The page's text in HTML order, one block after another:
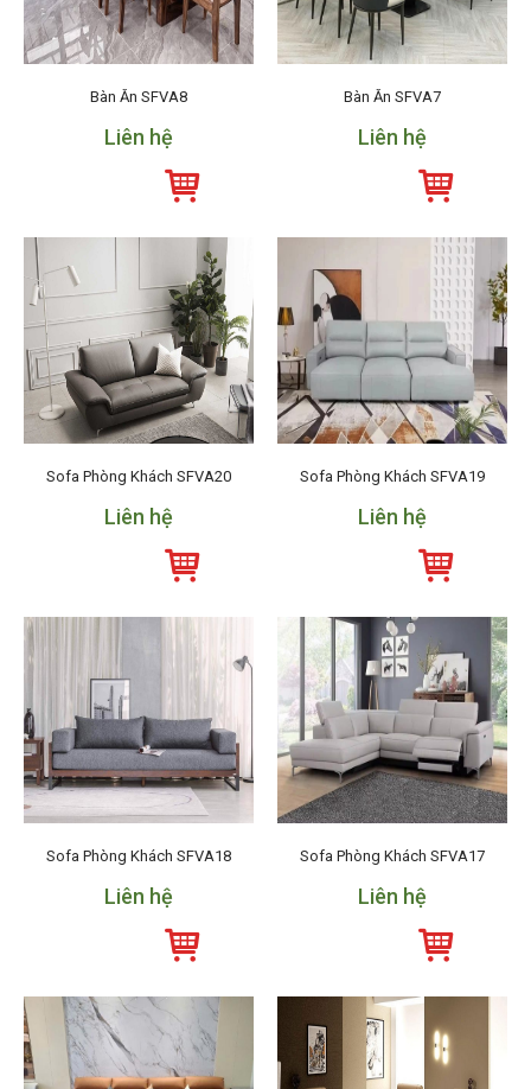
Bàn Ăn SFVA8
Liên hệ
Bàn Ăn SFVA7
Liên hệ
Sofa Phòng Khách SFVA20
Liên hệ
Sofa Phòng Khách SFVA19
Liên hệ
Sofa Phòng Khách SFVA18
Liên hệ
Sofa Phòng Khách SFVA17
Liên hệ